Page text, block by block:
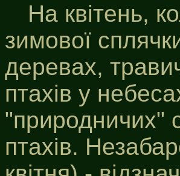
На квітень,
зимової
деревах,
птахів у
"природничих"
птахів.